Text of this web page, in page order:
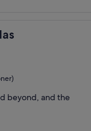
beyond, and the